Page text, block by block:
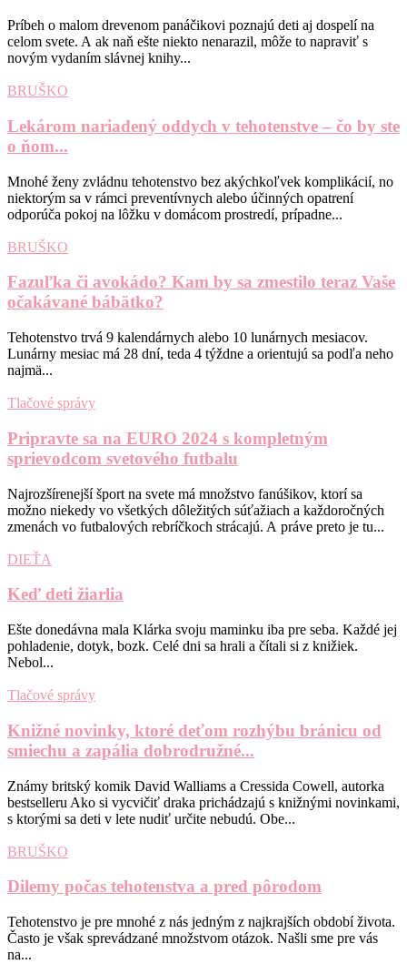
Príbeh o malom drevenom panáčikovi poznajú deti aj dospelí na
celom svete. A ak naň ešte niekto nenarazil, môže to napraviť s
novým vydaním slávnej knihy...
BRUŠKO
Lekárom nariadený oddych v tehotenstve – čo by ste
o ňom...
Mnohé ženy zvládnu tehotenstvo bez akýchkoľvek komplikácií, no
niektorým sa v rámci preventívnych alebo účinných opatrení
odporúča pokoj na lôžku v domácom prostredí, prípadne...
BRUŠKO
Fazuľka či avokádo? Kam by sa zmestilo teraz Vaše
očakávané bábätko?
Tehotenstvo trvá 9 kalendárnych alebo 10 lunárnych mesiacov.
Lunárny mesiac má 28 dní, teda 4 týždne a orientujú sa podľa neho
najmä...
Tlačové správy
Pripravte sa na EURO 2024 s kompletným
sprievodcom svetového futbalu
Najrozšírenejší šport na svete má množstvo fanúšikov, ktorí sa
možno niekedy vo všetkých dôležitých súťažiach a každoročných
zmenách vo futbalových rebríčkoch strácajú. A práve preto je tu...
DIEŤA
Keď deti žiarlia
Ešte donedávna mala Klárka svoju maminku iba pre seba. Každé jej
pohladenie, dotyk, bozk. Celé dni sa hrali a čítali si z knižiek.
Nebol...
Tlačové správy
Knižné novinky, ktoré deťom rozhýbu bránicu od
smiechu a zapália dobrodružné...
Známy britský komik David Walliams a Cressida Cowell, autorka
bestselleru Ako si vycvičiť draka prichádzajú s knižnými novinkami,
s ktorými sa deti v lete nudiť určite nebudú. Obe...
BRUŠKO
Dilemy počas tehotenstva a pred pôrodom
Tehotenstvo je pre mnohé z nás jedným z najkrajších období života.
Často je však sprevádzané množstvom otázok. Našli sme pre vás
na...